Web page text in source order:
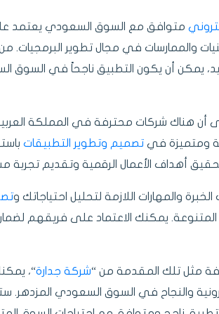
متوافق مع السوق السعودي يعتمد على
والممارسات في مجال تطوير البرمجيات. من
يمكن أن يكون التطبيق ناجحاً في
أن هناك شركات محترفة في المملكة
ومتميزة في تصميم وتطوير التطبيقات
أهداف الأعمال الرقمية وتقديم
والمهارات اللازمة لتحليل احتياجاتك و
يمكنك الاعتماد على فريقهم
مثل تلك المقدمة من “شركة جدارة“،
والنجاح في السوق السعودي المزدهر.